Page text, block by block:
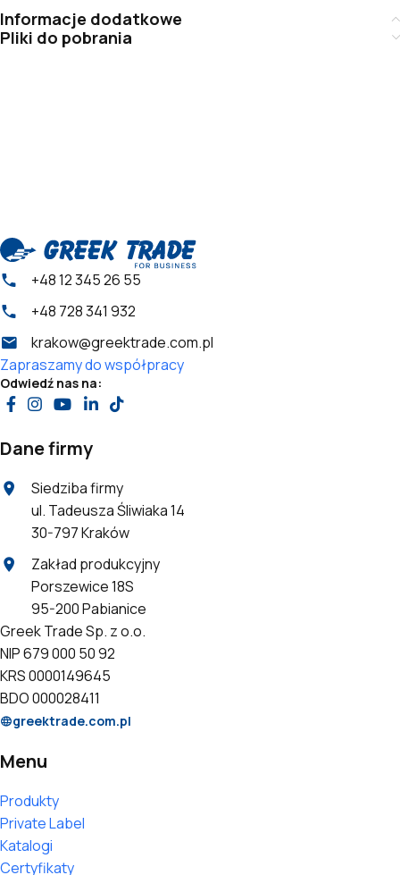
Informacje dodatkowe
Pliki do pobrania
+48 12 345 26 55
+48 728 341 932
krakow@greektrade.com.pl
Zapraszamy do współpracy
Odwiedź nas na:
Dane firmy
Siedziba firmy
ul. Tadeusza Śliwiaka 14
30-797 Kraków
Zakład produkcyjny
Porszewice 18S
95-200 Pabianice
Greek Trade Sp. z o.o.
NIP 679 000 50 92
KRS 0000149645
BDO 000028411
greektrade.com.pl
Menu
Produkty
Private Label
Katalogi
Certyfikaty